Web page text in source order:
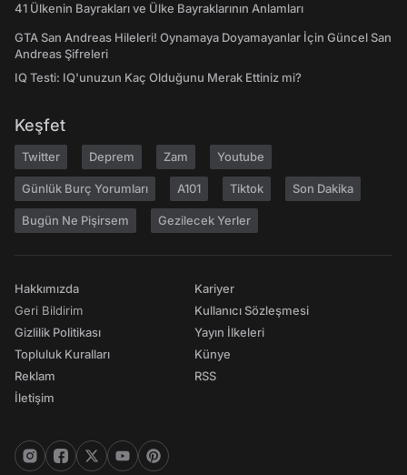
41 Ülkenin Bayrakları ve Ülke Bayraklarının Anlamları
GTA San Andreas Hileleri! Oynamaya Doyamayanlar İçin Güncel San
Andreas Şifreleri
IQ Testi: IQ'unuzun Kaç Olduğunu Merak Ettiniz mi?
Keşfet
Twitter Deprem Zam Youtube
Günlük Burç Yorumları A101 Tiktok Son Dakika
Bugün Ne Pişirsem Gezilecek Yerler
Hakkımızda
Geri Bildirim
Gizlilik Politikası
Topluluk Kuralları
Reklam
İletişim
Kariyer
Kullanıcı Sözleşmesi
Yayın İlkeleri
Künye
RSS